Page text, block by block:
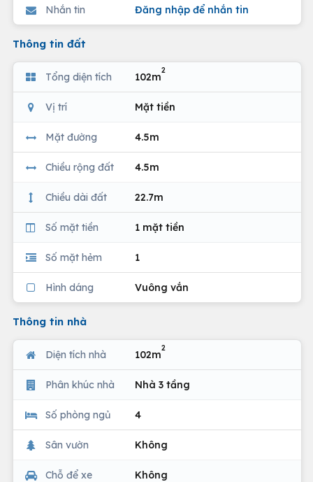
Nhắn tin Đăng nhập để nhắn tin
Thông tin đất
Tổng diện tích 102m
2
Vị trí Mặt tiền
Mặt đường 4.5m
Chiều rộng đất 4.5m
Chiều dài đất 22.7m
Số mặt tiền 1 mặt tiền
Số mặt hẻm 1
Hình dáng Vuông vắn
Thông tin nhà
Diện tích nhà 102m
2
Phân khúc nhà Nhà 3 tầng
Số phòng ngủ 4
Sân vườn Không
Chỗ để xe Không